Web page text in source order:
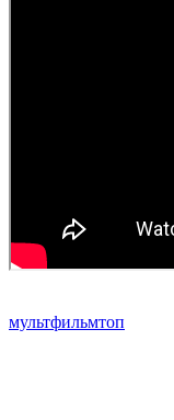
мультфильмтоп